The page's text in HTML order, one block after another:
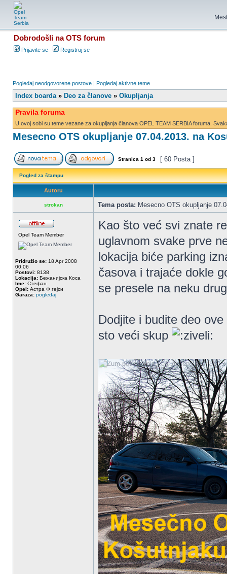
Dobrodošli na OTS forum
Prijavite se Registruj se
Pogledaj neodgovorene postove | Pogledaj aktivne teme
Index boarda» Deo za članove » Okupljanja
Pravila foruma
U ovoj sobi su teme vezane za okupljanja članova OPEL TEAM SERBIA foruma.
Mesecno OTS okupljanje 07.04.2013. na
Stranica 1 od 3 [ 60 Posta ]
Pogled za štampu
Autoru
strokan Tema posta: Mesecno OTS okupljanje
Opel Team Member
Pridružio se: 18 Apr 2008
00:06
Postovi: 8138
Lokacija: Бежанијска Коса
Ime: Стефан
Opel: Астра Ф гејси
Garaza: pogledaj
Kao što već svi znate
uglavnom svake prve
lokacija biće parking
časova i trajaće dokle
se presele na neku
Dodjite i budite deo
sto veći skup